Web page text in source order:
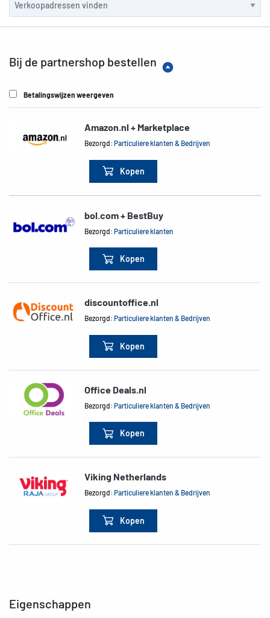
Bij de partnershop bestellen
Betalingswijzen weergeven
Amazon.nl + Marketplace
Bezorgd:Particuliere klanten & Bedrijven
Kopen
bol.com + BestBuy
Bezorgd:Particuliere klanten
Kopen
discountoffice.nl
Bezorgd:Particuliere klanten & Bedrijven
Kopen
Office Deals.nl
Bezorgd:Particuliere klanten & Bedrijven
Kopen
Viking Netherlands
Bezorgd:Particuliere klanten & Bedrijven
Kopen
Eigenschappen